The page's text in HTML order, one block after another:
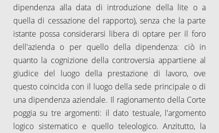
dipendenza alla data di introduzione della lite o a
quella di cessazione del rapporto), senza che la parte
istante possa considerarsi libera di optare per il foro
dell'azienda o per quello della dipendenza: ciò in
quanto la cognizione della controversia appartiene al
giudice del luogo della prestazione di lavoro, ove
questo coincida con il luogo della sede principale o di
una dipendenza aziendale. Il ragionamento della Corte
poggia su tre argomenti: il dato testuale, l'argomento
logico sistematico e quello teleologico. Anzitutto, la